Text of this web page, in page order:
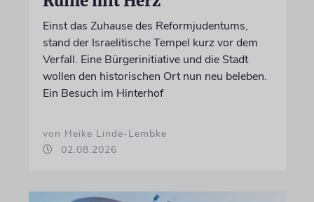
Einst das Zuhause des Reformjudentums,
stand der Israelitische Tempel kurz vor dem
Verfall. Eine Bürgerinitiative und die Stadt
wollen den historischen Ort nun neu beleben.
Ein Besuch im Hinterhof
von Heike Linde-Lembke
02.08.2026